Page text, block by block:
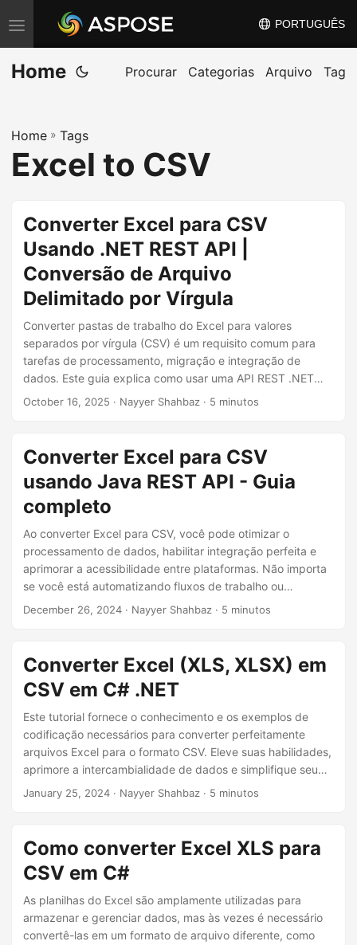
A
l
t
n
a
ã
o
PORTUGUÊS
Home Procurar Categorias Arquivo Tag
Home » Tags
Excel to CSV
Converter Excel para CSV
Usando .NET REST API |
Conversão de Arquivo
Delimitado por Vírgula
Converter pastas de trabalho do Excel para valores
separados por vírgula (CSV) é um requisito comum para
tarefas de processamento, migração e integração de
dados. Este guia explica como usar uma API REST .NET
para converter rapidamente arquivos XLS, XLSX ou do
o Excel para CSV programaticamente, este artigo fornece
soluções práticas.
October 16, 2025 · Nayyer Shahbaz · 5 minutos
Converter Excel para CSV
usando Java REST API - Guia
completo
Ao converter Excel para CSV, você pode otimizar o
processamento de dados, habilitar integração perfeita e
aprimorar a acessibilidade entre plataformas. Não importa
se você está automatizando fluxos de trabalho ou
exportando dados para análise, este guia ajudará você a
December 26, 2024 · Nayyer Shahbaz · 5 minutos
Converter Excel (XLS, XLSX) em
CSV em C# .NET
Este tutorial fornece o conhecimento e os exemplos de
codificação necessários para converter perfeitamente
arquivos Excel para o formato CSV. Eleve suas habilidades,
aprimore a intercambialidade de dados e simplifique seu
fluxo de trabalho de processamento de dados com o poder
January 25, 2024 · Nayyer Shahbaz · 5 minutos
Como converter Excel XLS para
CSV em C#
As planilhas do Excel são amplamente utilizadas para
armazenar e gerenciar dados, mas às vezes é necessário
convertê-las em um formato de arquivo diferente, como